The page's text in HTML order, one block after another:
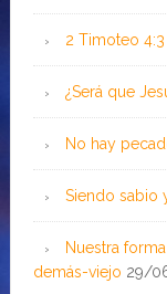
2 Timoteo 4:3
¿Será que
No hay
Siendo sabio
Nuestra
demás-viejo 29/